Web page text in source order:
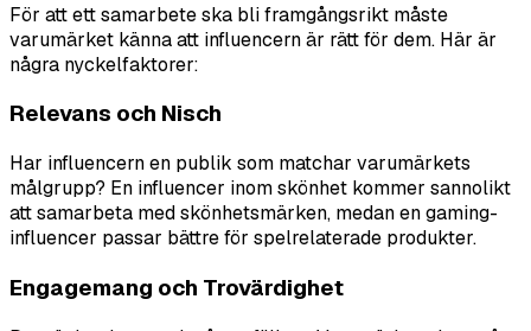
För att ett samarbete ska bli framgångsrikt måste
varumärket känna att influencern är rätt för dem. Här är
några nyckelfaktorer:
Relevans och Nisch
Har influencern en publik som matchar varumärkets
målgrupp? En influencer inom skönhet kommer sannolikt
att samarbeta med skönhetsmärken, medan en gaming-
influencer passar bättre för spelrelaterade produkter.
Engagemang och Trovärdighet